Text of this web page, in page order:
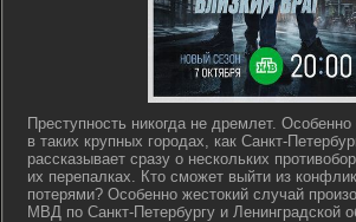
Преступность никогда не дремлет.
в таких крупных городах, как Санкт-
рассказывает сразу о нескольких
их перепалках. Кто сможет выйти из
потерями? Особенно жестокий случай
МВД по Санкт-Петербургу и Ленинградской